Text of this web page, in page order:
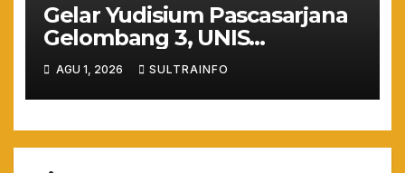
Gelar Yudisium Pascasarjana
Gelombang 3, UNIS
Tangerang Cetak 243
Magister Berdaya Saing
Global dari Pelosok Negeri
hingga Mancanegara
AGU 1, 2026 SULTRAINFO